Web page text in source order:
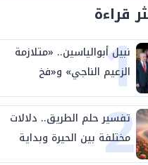
قراءة
1
نبيل أبوالياسين.. «متلازمة
الزعيم الناجي» و«فخ
الشرعية المزدوجة» وترامب
ينأى بنفسه وحليفه في
«ميتم استراتيجي»
2
تفسير حلم الطريق.. دلالات
مختلفة بين الحيرة وبداية
مرحلة جديدة